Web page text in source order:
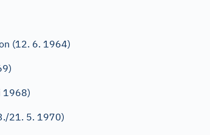
(12. 6. 1964)
1968)
21. 5. 1970)